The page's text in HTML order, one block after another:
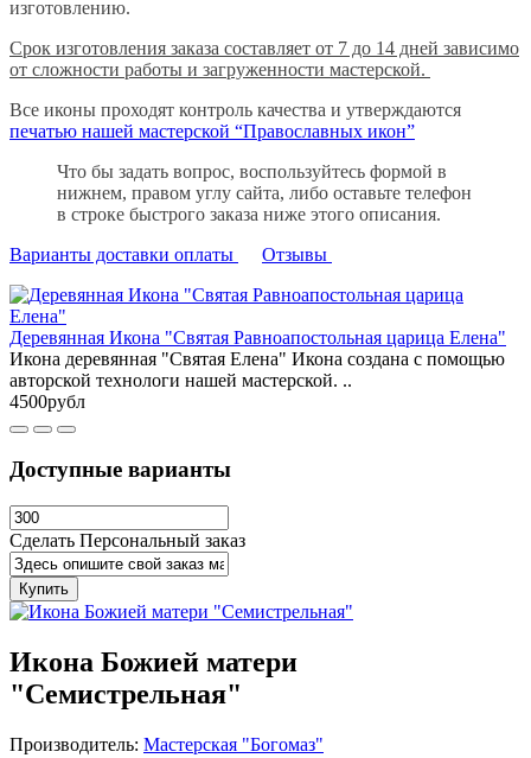
изготовлению.
Срок изготовления заказа составляет от 7 до 14 дней зависимо
от сложности работы и загруженности мастерской.
Все иконы проходят контроль качества и утверждаются
печатью нашей мастерской “Православных икон”
Что бы задать вопрос, воспользуйтесь формой в
нижнем, правом углу сайта, либо оставьте телефон
в строке быстрого заказа ниже этого описания.
Варианты доставки оплаты
Отзывы
Деревянная Икона "Святая Равноапостольная царица Елена"
Икона деревянная "Святая Елена" Икона создана с помощью
авторской технологи нашей мастерской. ..
4500рубл
Доступные варианты
Сделать Персональный заказ
Купить
Икона Божией матери
"Семистрельная"
Производитель: Мастерская "Богомаз"